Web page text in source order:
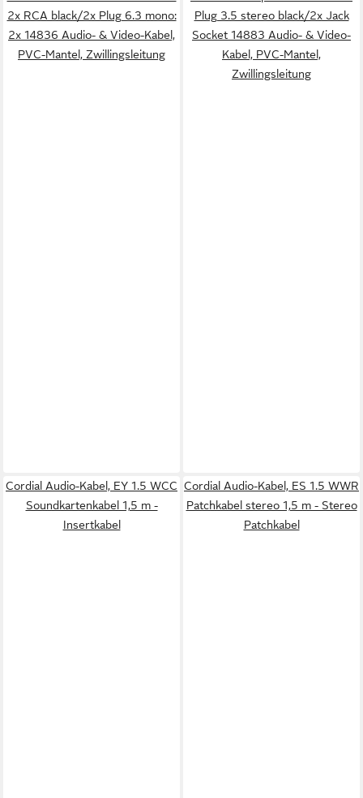
2x RCA black/2x Plug 6.3 mono:
2x 14836 Audio- & Video-Kabel,
PVC-Mantel, Zwillingsleitung
Plug 3.5 stereo black/2x Jack
Socket 14883 Audio- & Video-
Kabel, PVC-Mantel,
Zwillingsleitung
Cordial Audio-Kabel, EY 1.5 WCC
Soundkartenkabel 1,5 m -
Insertkabel
Cordial Audio-Kabel, ES 1.5 WWR
Patchkabel stereo 1,5 m - Stereo
Patchkabel